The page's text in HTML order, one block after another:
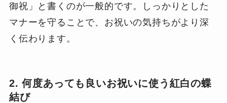
御祝」と書くのが一般的です。しっかりとした
マナーを守ることで、お祝いの気持ちがより深
く伝わります。
2. 何度あっても良いお祝いに使う紅白の蝶
結び